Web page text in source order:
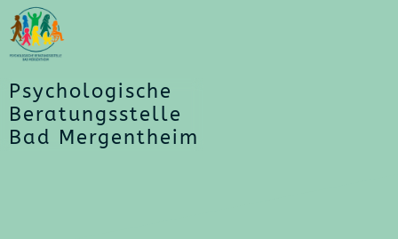
Psychologische
Beratungsstelle
Bad Mergentheim